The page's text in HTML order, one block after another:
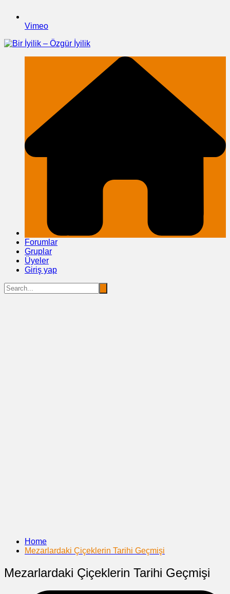
Vimeo
Forumlar
Gruplar
Üyeler
Giriş yap
Home
Mezarlardaki Çiçeklerin Tarihi Geçmişi
Mezarlardaki Çiçeklerin Tarihi Geçmişi